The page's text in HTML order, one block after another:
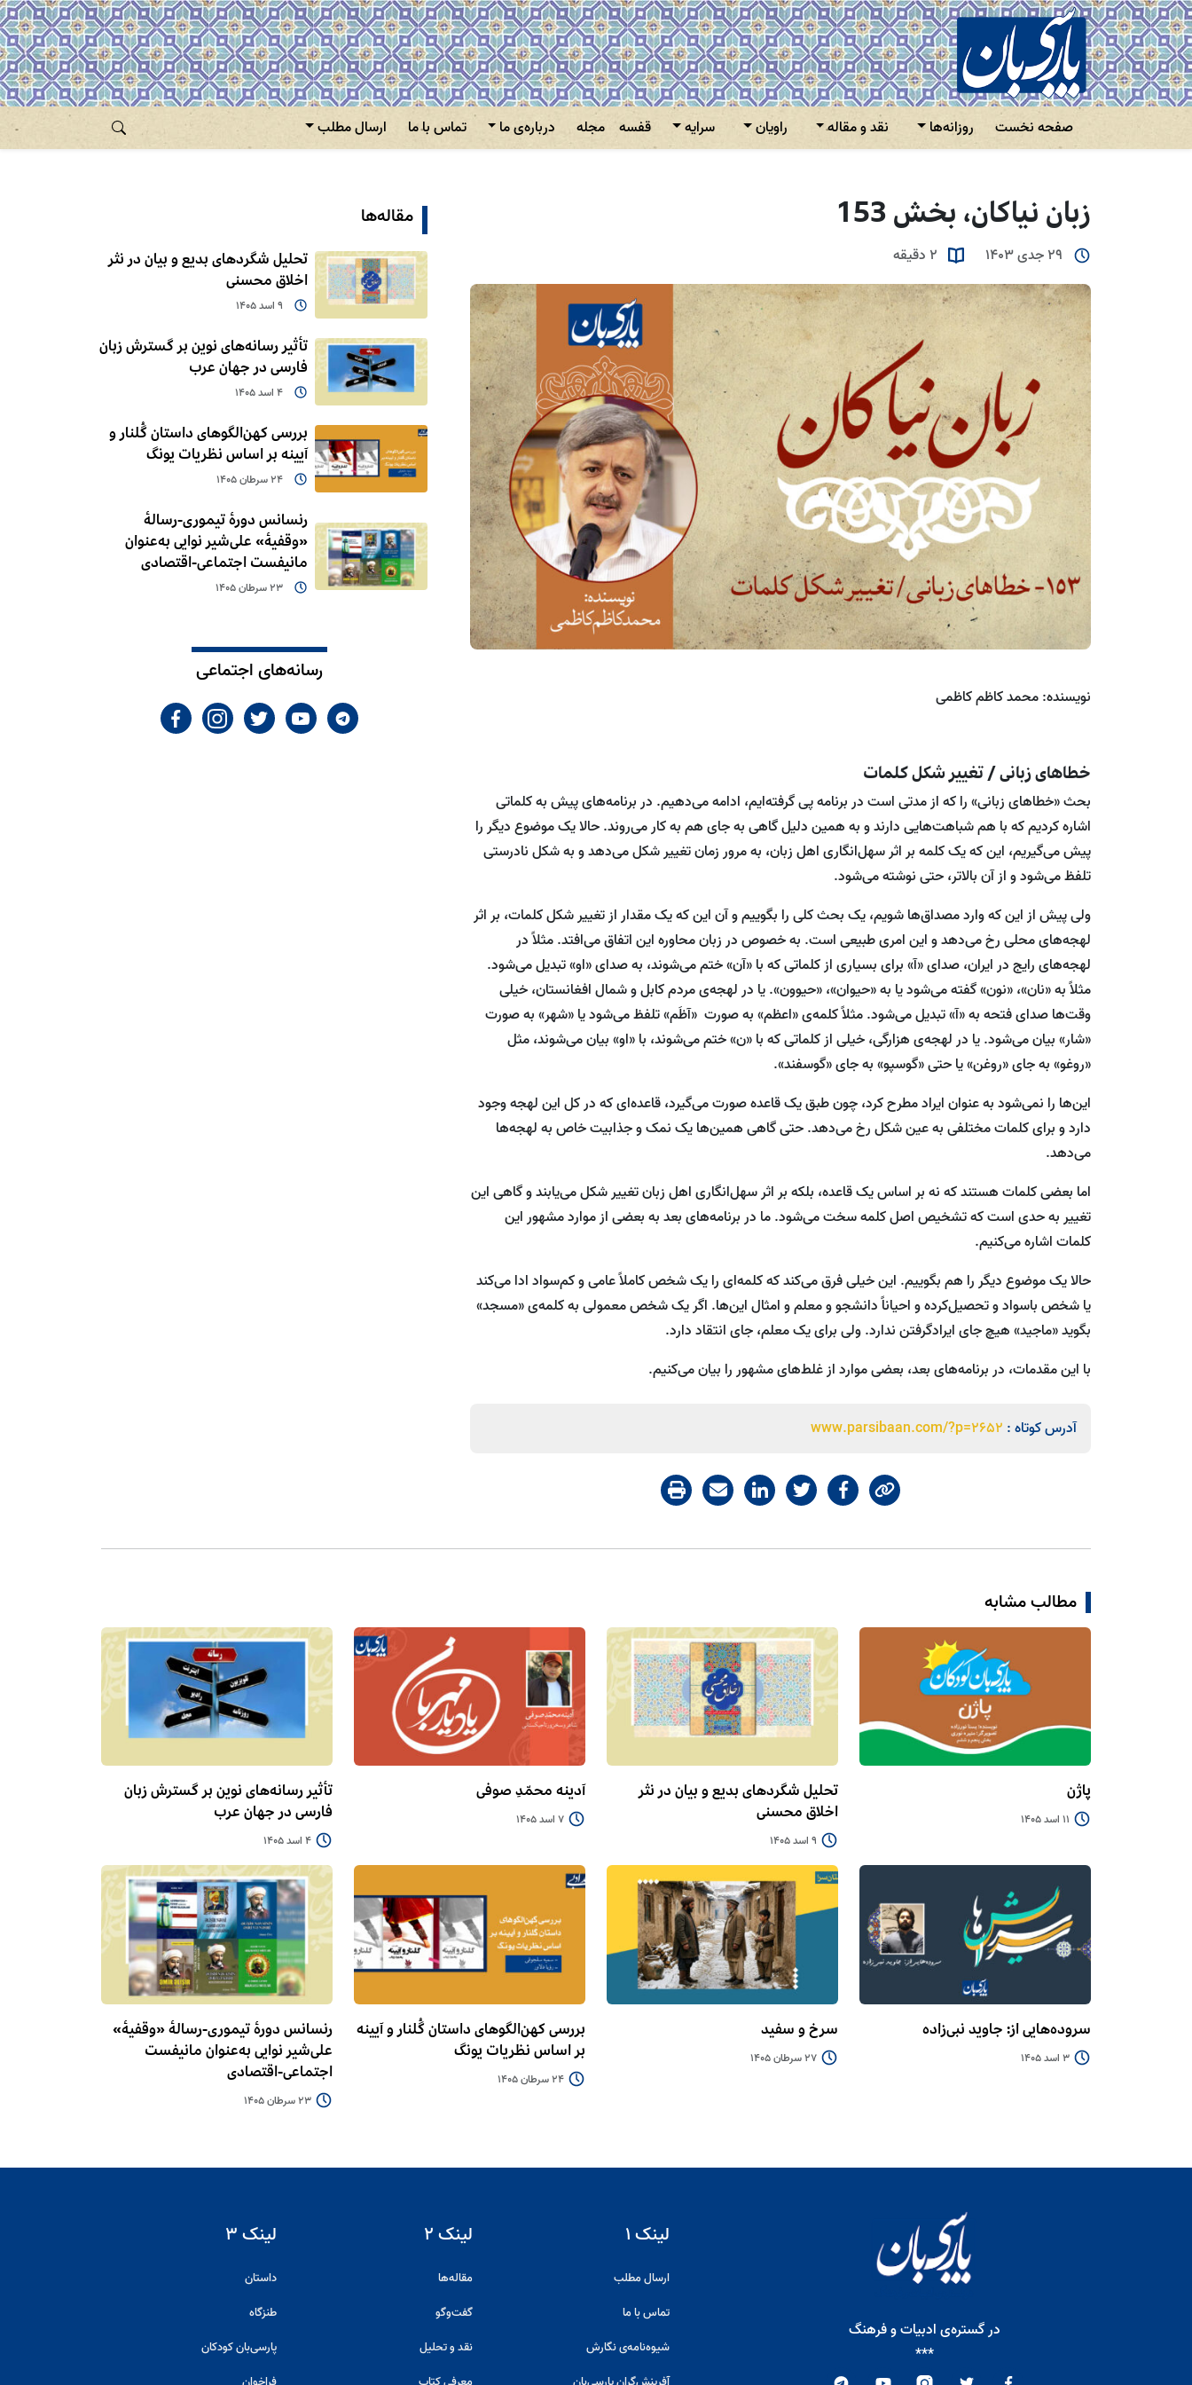
صفحه نخست روزانه‌ها نقد و مقاله راویان سرایه قفسه مجله درباره‌ی ما تماس با ما ارسال مطلب
زبان نیاکان، بخش 153
29 جدی 1403 2 دقیقه
نویسنده: محمد کاظم کاظمی
خطاهای زبانی / تغییر شکل کلمات
بحث «خطاهای زبانی» را که از مدتی است در برنامه پی گرفته‌ایم، ادامه می‌دهیم. در برنامه‌های پیش به کلماتی
اشاره کردیم که با هم شباهت‌هایی دارند و به همین دلیل گاهی به جای هم به کار می‌روند. حالا یک موضوع دیگر را
پیش می‌گیریم، این که یک کلمه بر اثر سهل‌انگاری اهل زبان، به مرور زمان تغییر شکل می‌دهد و به شکل نادرستی
تلفظ می‌شود و از آن بالاتر، حتی نوشته می‌شود.
ولی پیش از این که وارد مصداق‌ها شویم، یک بحث کلی را بگوییم و آن این که یک مقدار از تغییر شکل کلمات، بر اثر
لهجه‌های محلی رخ می‌دهد و این امری طبیعی است. به خصوص در زبان محاوره این اتفاق می‌افتد. مثلاً در
لهجه‌های رایج در ایران، صدای «آ» برای بسیاری از کلماتی که با «آن» ختم می‌شوند، به صدای «او» تبدیل می‌شود.
مثلاً‌ به «نان»، «نون» گفته می‌شود یا به «حیوان»، «حیوون». یا در لهجه‌ی مردم کابل و شمال افغانستان، خیلی
وقت‌ها صدای فتحه به «آ» تبدیل می‌شود. مثلاً کلمه‌ی «اعظم» به صورت «آظَم» تلفظ می‌شود یا «شهر» به صورت
«شار» بیان می‌شود. یا در لهجه‌ی هزارگی، خیلی از کلماتی که با «ن» ختم می‌شوند، با «او» بیان می‌شوند، مثل
«روغو» به جای «روغن» یا حتی «گوسپو» به جای «گوسفند».
این‌ها را نمی‌شود به عنوان ایراد مطرح کرد، چون طبق یک قاعده صورت می‌گیرد، قاعده‌ای که در کل این لهجه وجود
دارد و برای کلمات مختلفی به عین شکل رخ می‌دهد. حتی گاهی همین‌ها یک نمک و جذابیت خاص به لهجه‌ها
می‌دهد.
اما بعضی کلمات هستند که نه بر اساس یک قاعده، بلکه بر اثر سهل‌انگاری اهل زبان تغییر شکل می‌یابند و گاهی این
تغییر به حدی است که تشخیص اصل کلمه سخت می‌شود. ما در برنامه‌های بعد به بعضی از موارد مشهور این
کلمات اشاره می‌کنیم.
حالا یک موضوع دیگر را هم بگوییم. این خیلی فرق می‌کند که کلمه‌ای را یک شخص کاملاً عامی و کم‌سواد ادا می‌کند
یا شخص باسواد و تحصیل‌کرده و احیاناً دانشجو و معلم و امثال این‌ها. اگر یک شخص معمولی به کلمه‌ی «مسجد»
بگوید «ماجید» هیچ جای ایرادگرفتن ندارد. ولی برای یک معلم، جای انتقاد دارد.
با این مقدمات، در برنامه‌های بعد، بعضی موارد از غلط‌های مشهور را بیان می‌کنیم.
آدرس کوتاه : www.parsibaan.com/?p=2652
مقاله‌ها
تحلیل شگردهای بدیع و بیان در نثر
اخلاق محسنی
9 اسد 1405
تأثیر رسانه‌های نوین بر گسترش زبان
فارسی در جهان عرب
4 اسد 1405
بررسی کهن‌الگوهای داستان گُلنار و
آیینه بر اساس نظریات یونگ
24 سرطان 1405
رنسانس دورۀ تیموری-رسالۀ
«وقفیۀ» علی‌شیر نوایی به‌عنوان
مانیفست اجتماعی-اقتصادی
23 سرطان 1405
رسانه‌های اجتماعی
مطالب مشابه
پاژن
11 اسد 1405
تحلیل شگردهای بدیع و بیان در نثر
اخلاق محسنی
9 اسد 1405
آدینه محمّدِ صوفی
7 اسد 1405
تأثیر رسانه‌های نوین بر گسترش زبان
فارسی در جهان عرب
4 اسد 1405
سروده‌هایی از: جاوید نبی‌زاده
3 اسد 1405
سرخ و سفید
27 سرطان 1405
بررسی کهن‌الگوهای داستان گُلنار و آیینه
بر اساس نظریات یونگ
24 سرطان 1405
رنسانس دورۀ تیموری-رسالۀ «وقفیۀ»
علی‌شیر نوایی به‌عنوان مانیفست
اجتماعی-اقتصادی
23 سرطان 1405
در گستره‌ی ادبیات و فرهنگ
***
لینک ۱
ارسال مطلب
تماس با ما
شیوه‌نامه‌ی نگارش
لینک ۲
مقاله‌ها
گفت‌و‌گو
نقد و تحلیل
لینک ۳
داستان
طنزگاه
پارسی‌بان کودکان